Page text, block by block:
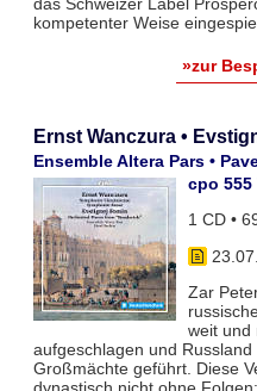
kompetenter Weise
»zur
Ernst Wanczura •
Ensemble Altera Pars •
cpo 555
1 CD •
Zar
weit und
aufgeschlagen und
Großmächte geführt. Diese